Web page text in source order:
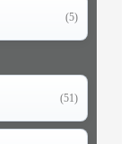
(5)
(51)